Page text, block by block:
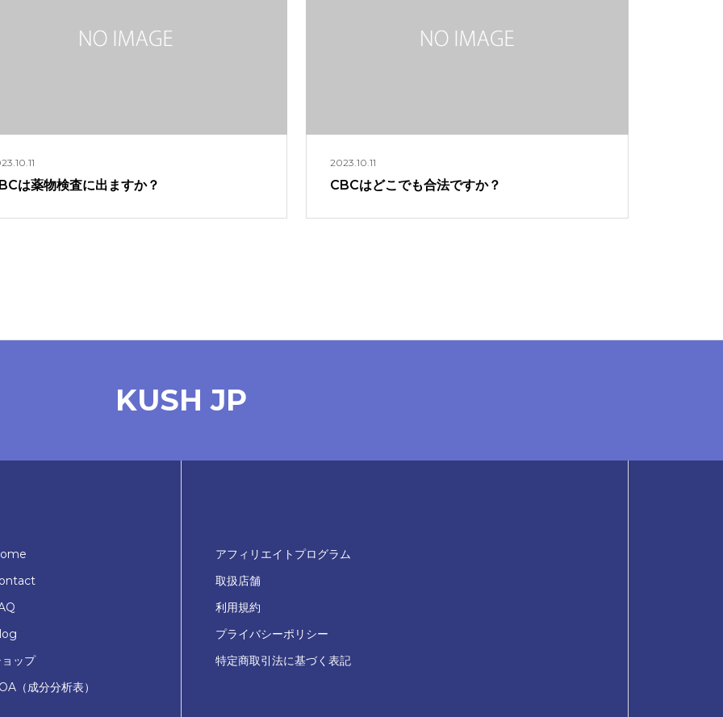
は薬物検査に出ますか？
2023.10.11
CBCはどこでも合法ですか？
KUSH JP
ップ
（成分分析表）
アフィリエイトプログラム
取扱店舗
利用規約
プライバシーポリシー
特定商取引法に基づく表記